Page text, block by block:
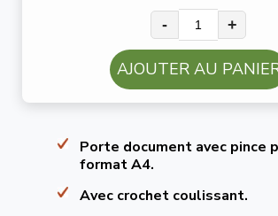
- +
AJOUTER AU
Porte document avec pince
format A4.
Avec crochet coulissant.